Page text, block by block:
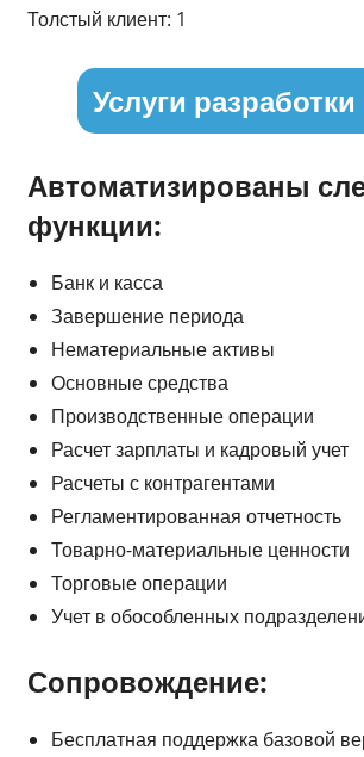
Толстый клиент: 1
Услуги
Автоматизированы
функции:
Банк и касса
Завершение периода
Нематериальные активы
Основные средства
Производственные операции
Расчет зарплаты и кадровый учет
Расчеты с контрагентами
Регламентированная отчетность
Товарно-материальные ценности
Торговые операции
Учет в обособленных
Сопровождение:
Бесплатная поддержка базовой